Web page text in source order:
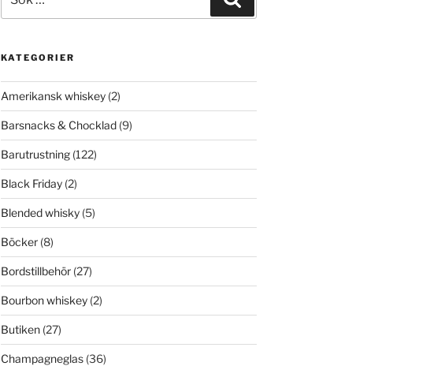
efter:
KATEGORIER
Amerikansk whiskey(2)
Barsnacks & Chocklad(9)
Barutrustning(122)
Black Friday(2)
Blended whisky(5)
Böcker(8)
Bordstillbehör(27)
Bourbon whiskey(2)
Butiken(27)
Champagneglas(36)